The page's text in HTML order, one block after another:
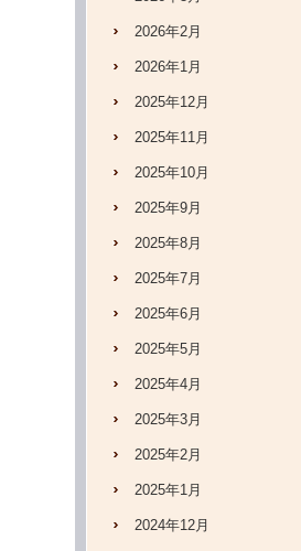
2026年2月
2026年1月
2025年12月
2025年11月
2025年10月
2025年9月
2025年8月
2025年7月
2025年6月
2025年5月
2025年4月
2025年3月
2025年2月
2025年1月
2024年12月